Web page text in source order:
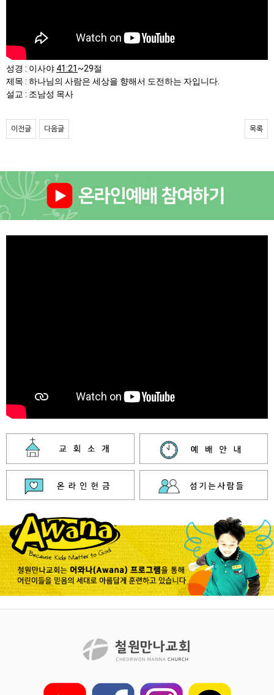
성경 : 이사야 41:21~29절
제목 : 하나님의 사람은 세상을 향해서 도전하는 자입니다.
설교 : 조남성 목사
이전글 다음글 목록